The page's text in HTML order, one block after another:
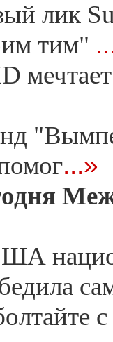
лик
тим"
...»